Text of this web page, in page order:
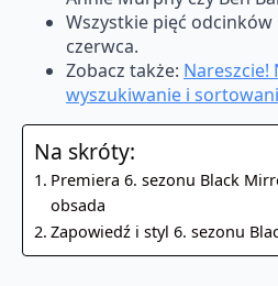
Wszystkie pięć
czerwca.
Zobacz także: Nareszcie!
wyszukiwanie i
Na skróty:
Premiera 6. sezonu Black
obsada
Zapowiedź i styl 6. sezonu